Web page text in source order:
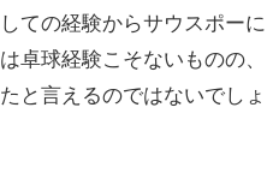
ての経験からサウスポーに
卓球経験こそないものの、
と言えるのではないでしょ